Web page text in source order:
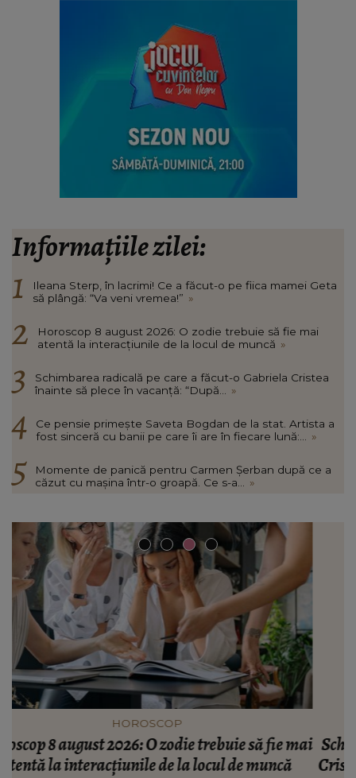
Informațiile zilei:
Ileana Sterp, în lacrimi! Ce a făcut-o pe fiica mamei Geta
să plângă: “Va veni vremea!” »
Horoscop 8 august 2026: O zodie trebuie să fie mai
atentă la interacțiunile de la locul de muncă »
Schimbarea radicală pe care a făcut-o Gabriela Cristea
înainte să plece în vacanță: “După... »
Ce pensie primește Saveta Bogdan de la stat. Artista a
fost sinceră cu banii pe care îi are în fiecare lună:... »
Momente de panică pentru Carmen Șerban după ce a
căzut cu mașina într-o groapă. Ce s-a... »
VEDETE
Schimbarea radicală pe care a făcut-o Gabriela
Cristea înainte să plece în vacanță: “După foarte